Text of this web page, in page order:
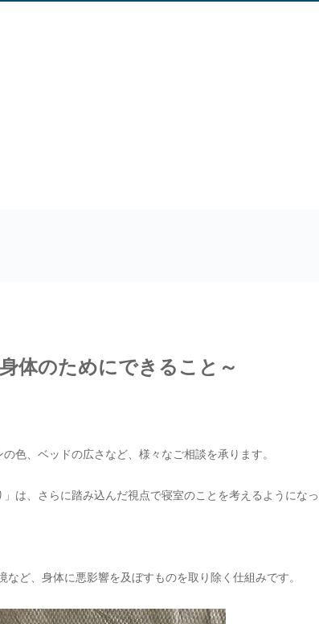
体のためにできること～
色、ベッドの広さなど、様々なご相談を承ります。
は、さらに踏み込んだ視点で寝室のことを考えるようになっ
ど、身体に悪影響を及ぼすものを取り除く仕組みです。